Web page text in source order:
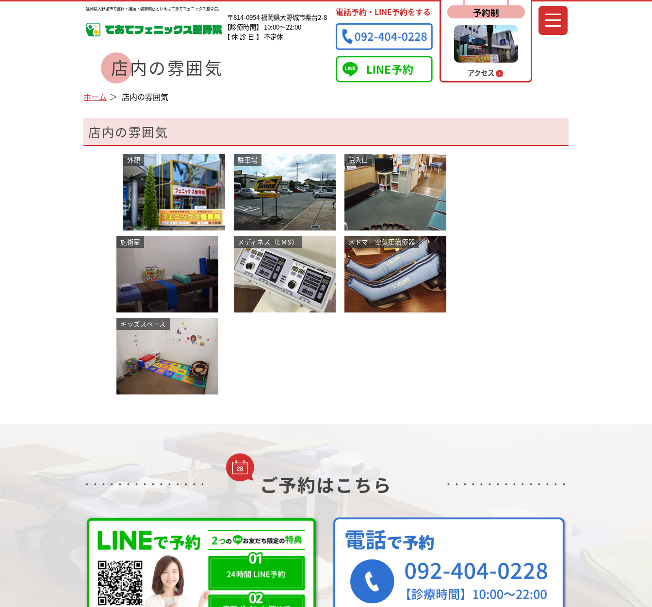
福岡県大野城市で整体・腰痛・姿勢矯正といえばてあてフェニックス整骨院。
〒814-0954 福岡県大野城市紫台2-8
【診療時間】 10:00～22:00
【休診日】 不定休
店内の雰囲気
電話予約・LINE予約をする 予約制
アクセス
ホーム 店内の雰囲気
店内の雰囲気
外観 駐車場 院入口
施術室 メディネス（EMS） メドマー空気圧治療器
キッズスペース
ご予約はこちら